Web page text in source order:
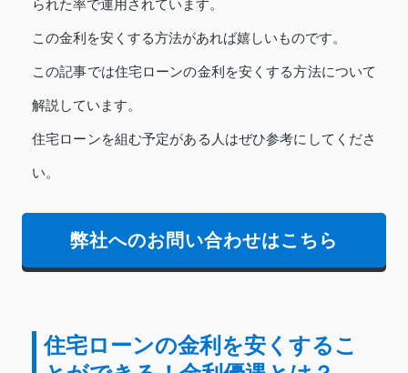
られた率で運用されています。
この金利を安くする方法があれば嬉しいものです。
この記事では住宅ローンの金利を安くする方法について
解説しています。
住宅ローンを組む予定がある人はぜひ参考にしてくださ
い。
弊社へのお問い合わせはこちら
住宅ローンの金利を安くするこ